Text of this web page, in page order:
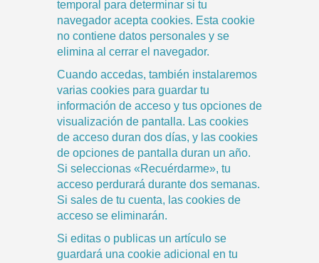
temporal para determinar si tu
navegador acepta cookies. Esta cookie
no contiene datos personales y se
elimina al cerrar el navegador.
Cuando accedas, también instalaremos
varias cookies para guardar tu
información de acceso y tus opciones de
visualización de pantalla. Las cookies
de acceso duran dos días, y las cookies
de opciones de pantalla duran un año.
Si seleccionas «Recuérdarme», tu
acceso perdurará durante dos semanas.
Si sales de tu cuenta, las cookies de
acceso se eliminarán.
Si editas o publicas un artículo se
guardará una cookie adicional en tu